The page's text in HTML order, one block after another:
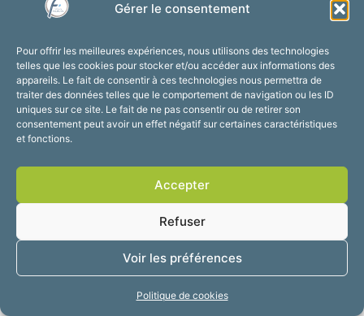
Gérer le consentement
Pour offrir les meilleures expériences, nous utilisons des technologies
telles que les cookies pour stocker et/ou accéder aux informations des
appareils. Le fait de consentir à ces technologies nous permettra de
traiter des données telles que le comportement de navigation ou les ID
uniques sur ce site. Le fait de ne pas consentir ou de retirer son
consentement peut avoir un effet négatif sur certaines caractéristiques
et fonctions.
Accepter
Refuser
Voir les préférences
Politique de cookies
Nous contacter
Du lundi au vendredi :
de 8h30 à 12h et de 13h30 à 17h30
Suivez-nous !
Mentions légales
Plan du site
Confidentialité
2025 © Propulsé par
Utopia